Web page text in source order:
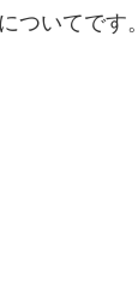
ついてです。